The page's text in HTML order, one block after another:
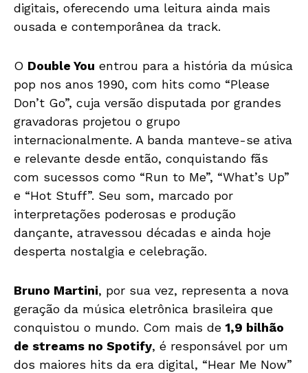
digitais, oferecendo uma leitura ainda mais
ousada e contemporânea da track.
O Double You entrou para a história da música
pop nos anos 1990, com hits como “Please
Don’t Go”, cuja versão disputada por grandes
gravadoras projetou o grupo
internacionalmente. A banda manteve-se ativa
e relevante desde então, conquistando fãs
com sucessos como “Run to Me”, “What’s Up”
e “Hot Stuff”. Seu som, marcado por
interpretações poderosas e produção
dançante, atravessou décadas e ainda hoje
desperta nostalgia e celebração.
Bruno Martini, por sua vez, representa a nova
geração da música eletrônica brasileira que
conquistou o mundo. Com mais de 1,9 bilhão
de streams no Spotify, é responsável por um
dos maiores hits da era digital, “Hear Me Now”